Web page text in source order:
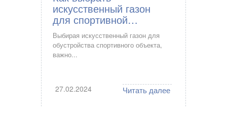
искусственный газон
для спортивной…
Выбирая искусственный газон для
обустройства спортивного объекта,
важно...
27.02.2024 Читать далее